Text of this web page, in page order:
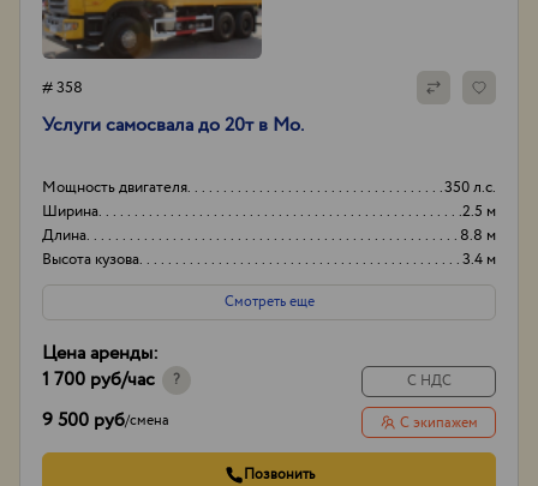
# 358
Услуги самосвала до 20т в Мо.
Мощность двигателя
350 л.с.
Ширина
2.5 м
Длина
8.8 м
Высота кузова
3.4 м
Смотреть еще
Цена аренды:
1 700 руб/час ?
9 500 руб/смена
С НДС
С экипажем
Позвонить